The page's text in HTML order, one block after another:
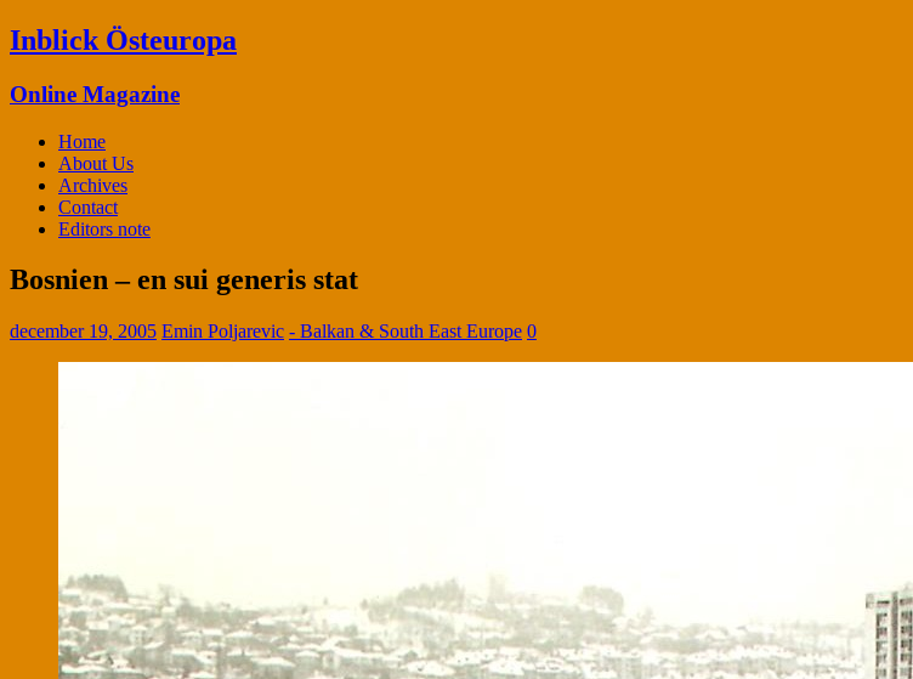
Inblick Östeuropa
Online Magazine
Home
About Us
Archives
Contact
Editors note
Bosnien – en sui generis stat
december 19, 2005 Emin Poljarevic - Balkan & South East Europe 0